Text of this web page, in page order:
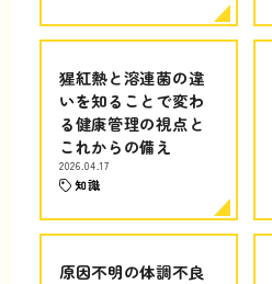
猩紅熱と溶連菌の違
いを知ることで変わ
る健康管理の視点と
これからの備え
2026.04.17
知識
原因不明の体調不良